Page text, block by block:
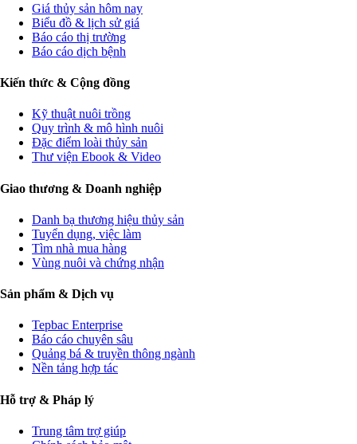
Giá thủy sản hôm nay
Biểu đồ & lịch sử giá
Báo cáo thị trường
Báo cáo dịch bệnh
Kiến thức & Cộng đồng
Kỹ thuật nuôi trồng
Quy trình & mô hình nuôi
Đặc điểm loài thủy sản
Thư viện Ebook & Video
Giao thương & Doanh nghiệp
Danh bạ thương hiệu thủy sản
Tuyển dụng, việc làm
Tìm nhà mua hàng
Vùng nuôi và chứng nhận
Sản phẩm & Dịch vụ
Tepbac Enterprise
Báo cáo chuyên sâu
Quảng bá & truyền thông ngành
Nền tảng hợp tác
Hỗ trợ & Pháp lý
Trung tâm trợ giúp